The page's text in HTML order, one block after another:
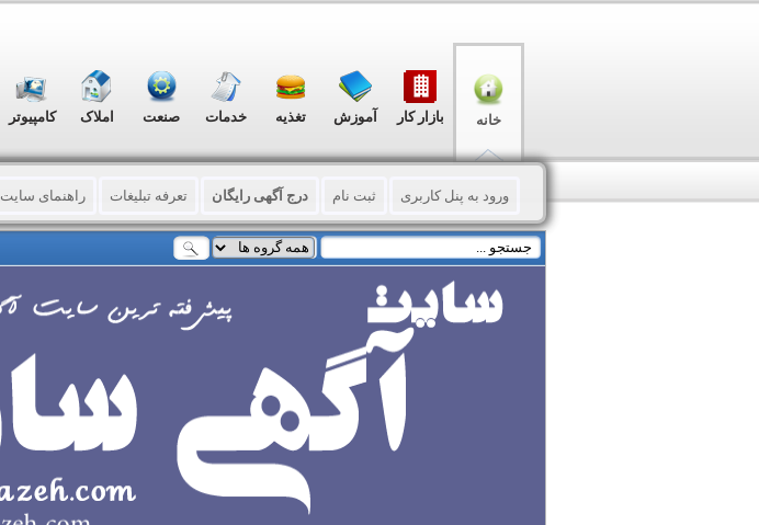
خانه بازار کار آموزش تغذیه خدمات صنعت املاک کامپیوتر
ورود به پنل کاربری ثبت نام درج آگهی رایگان تعرفه تبلیغات راهنمای سایت